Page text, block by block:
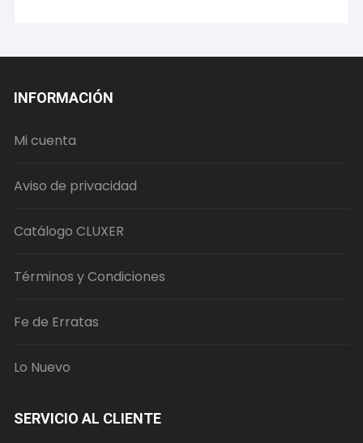
INFORMACIÓN
Mi cuenta
Aviso de privacidad
Catálogo CLUXER
Términos y Condiciones
Fe de Erratas
Lo Nuevo
SERVICIO AL CLIENTE